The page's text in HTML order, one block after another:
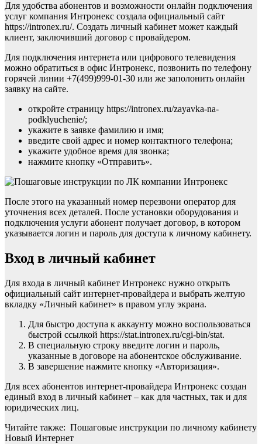
Для удобства абонентов и возможности онлайн подключения
услуг компания Интронекс создала официальный сайт
https://intronex.ru/. Создать личный кабинет может каждый
клиент, заключивший договор с провайдером.
Для подключения интернета или цифрового телевидения
можно обратиться в офис Интронекс, позвонить по телефону
горячей линии +7(499)999-01-30 или же заполонить онлайн
заявку на сайте.
откройте страницу https://intronex.ru/zayavka-na-
podklyuchenie/;
укажите в заявке фамилию и имя;
введите свой адрес и номер контактного телефона;
укажите удобное время для звонка;
нажмите кнопку «Отправить».
После этого на указанный номер перезвони оператор для
уточнения всех деталей. После установки оборудования и
подключения услуги абонент получает договор, в котором
указывается логин и пароль для доступа к личному кабинету.
Вход в личный кабинет
Для входа в личный кабинет Интронекс нужно открыть
официальный сайт интернет-провайдера и выбрать желтую
вкладку «Личный кабинет» в правом углу экрана.
Для быстро доступа к аккаунту можно воспользоваться
быстрой ссылкой https://stat.intronex.ru/cgi-bin/stat.
В специальную строку введите логин и пароль,
указанные в договоре на абонентское обслуживание.
В завершение нажмите кнопку «Авторизация».
Для всех абонентов интернет-провайдера Интронекс создан
единый вход в личный кабинет – как для частных, так и для
юридических лиц.
Читайте также: Пошаговые инструкции по личному кабинету
Новый Интернет